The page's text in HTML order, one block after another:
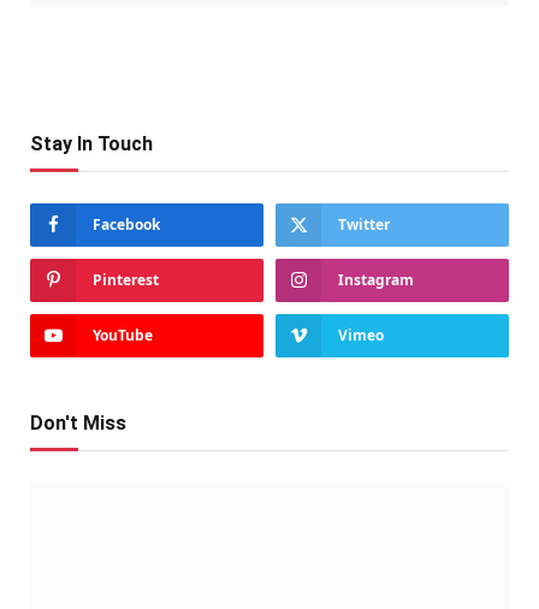
Stay In Touch
Facebook Twitter
Pinterest Instagram
YouTube Vimeo
Don't Miss